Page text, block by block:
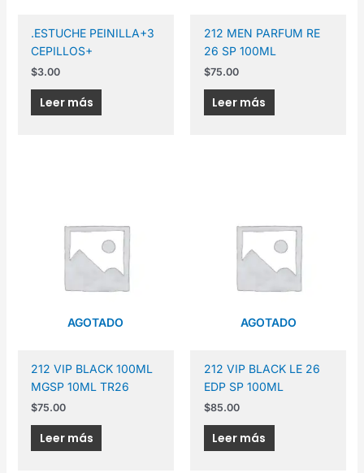
.ESTUCHE PEINILLA+3
CEPILLOS+
$3.00
Leer más
212 MEN PARFUM RE
26 SP 100ML
$75.00
Leer más
AGOTADO
212 VIP BLACK 100ML
MGSP 10ML TR26
$75.00
Leer más
AGOTADO
212 VIP BLACK LE 26
EDP SP 100ML
$85.00
Leer más